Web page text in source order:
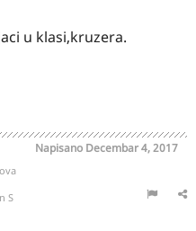
u klasi,kruzera.
Napisano Decembar 4, 2017
S